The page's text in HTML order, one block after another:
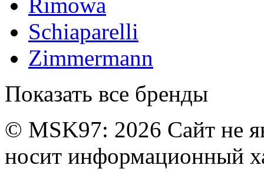
Rimowa
Schiaparelli
Zimmermann
Показать все бренды
© MSK97: 2026 Сайт не
носит информационный